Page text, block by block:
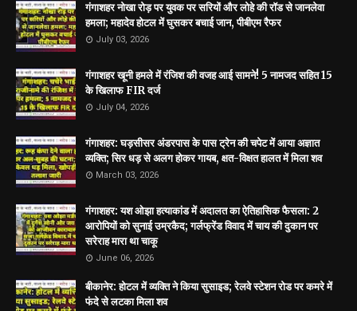
गंगाशहर नोखा रोड़ पर युवक पर सरियों और लोहे की रॉड से जानलेवा
हमला; महादेव होटल में घुसकर बचाई जान, पीबीएम रैफर
July 03, 2026
गंगाशहर खूनी हमले में रंजिश की वजह आई सामने! 5 नामजद सहित 15
के खिलाफ FIR दर्ज
July 04, 2026
गंगाशहर: घड़सीसर अंडरपास के पास ट्रेन की चपेट में आया अज्ञात
व्यक्ति; सिर धड़ से अलग होकर गायब, क्षत-विक्षत हालत में मिला शव
March 03, 2026
गंगाशहर: यश ओझा हत्याकांड में अदालत का ऐतिहासिक फैसला: 2
आरोपियों को सुनाई उम्रकैद; गर्लफ्रेंड विवाद में चाय की दुकान पर
सरेराह मारा था चाकू
June 06, 2026
बीकानेर: होटल में व्यक्ति ने किया सुसाइड; रेलवे स्टेशन रोड पर कमरे में
फंदे से लटका मिला शव